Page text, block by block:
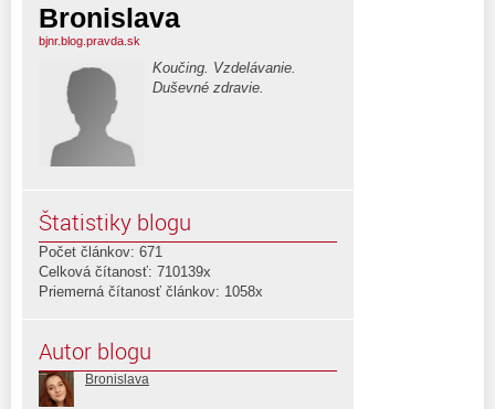
Bronislava
bjnr.blog.pravda.sk
Koučing. Vzdelávanie.
Duševné zdravie.
Štatistiky blogu
Počet článkov: 671
Celková čítanosť: 710139x
Priemerná čítanosť článkov: 1058x
Autor blogu
Bronislava